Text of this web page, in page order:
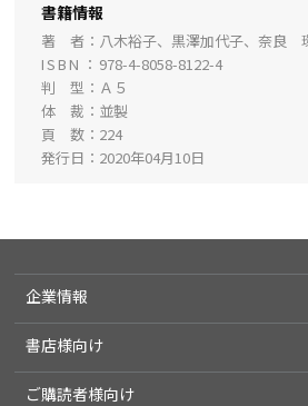
書籍情報
著 者
八木裕子、黒澤加代子、奈良
ISBN
978-4-8058-8122-4
判 型
Ａ５
体 裁
並製
頁 数
224
発行日
2020年04月10日
企業情報
書店様向け
ご購読者様向け